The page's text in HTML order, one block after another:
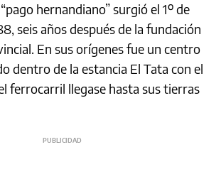
hernandiano” surgió el 1º de
seis años después de la fundación
En sus orígenes fue un centro
dentro de la estancia El Tata con el
ferrocarril llegase hasta sus tierras